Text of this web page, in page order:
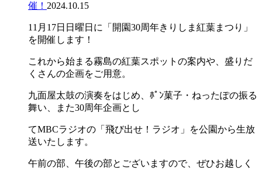
催！ 2024.10.15
11月17日日曜日に「開園30周年きりしま紅葉まつり」
を開催します！
これから始まる霧島の紅葉スポットの案内や、盛りだ
くさんの企画をご用意。
九面屋太鼓の演奏をはじめ、ﾎﾟﾝ菓子・ねったぽの振る
舞い、また30周年企画とし
てMBCラジオの「飛び出せ！ラジオ」を公園から生放
送いたします。
午前の部、午後の部とございますので、ぜひお越しく